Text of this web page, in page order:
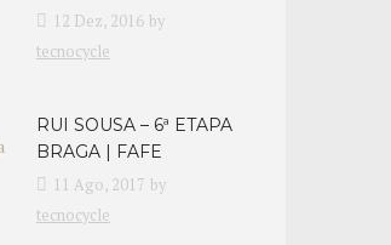
12 Dez, 2016 by
tecnocycle
RUI SOUSA – 6ª ETAPA
BRAGA | FAFE
11 Ago, 2017 by
tecnocycle